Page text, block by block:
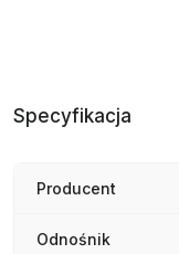
Specyfikacja
Producent
Odnośnik